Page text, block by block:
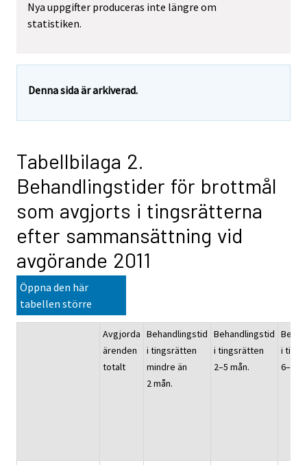
Nya uppgifter produceras inte längre om
statistiken.
Denna sida är arkiverad.
Tabellbilaga 2.
Behandlingstider för brottmål
som avgjorts i tingsrätterna
efter sammansättning vid
avgörande 2011
Öppna den här
tabellen större
Avgjorda
ärenden
totalt
Behandlingstid
i tingsrätten
mindre än
2 mån.
Behandlingstid
i tingsrätten
2–5 mån.
i
6–11